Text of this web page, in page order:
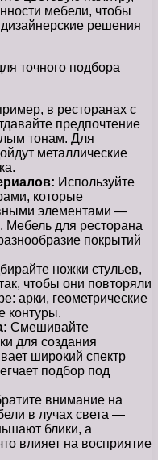
мебели, чтобы
решения
точного подборa
в ресторанах с
предпочтение
тонам. Для
металлические
Используйте
которые
элементами —
Мебель для ресторана
покрытий
ножки стульев,
чтобы они повторяли
арки, геометрические
контуры.
Смешивайте
для создания
широкий спектр
подбор под
внимание на
в лучах света —
блики, а
влияет на восприятие